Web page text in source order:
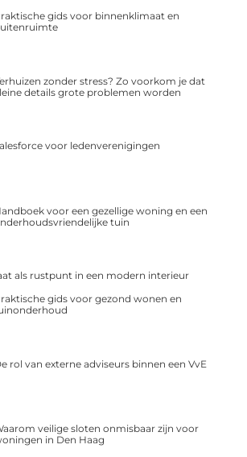
gids voor binnenklimaat en
zonder stress? Zo voorkom je dat
details grote problemen worden
voor ledenverenigingen
voor een gezellige woning en een
tuin
als rustpunt in een modern interieur
gids voor gezond wonen en
rol van externe adviseurs binnen een VvE
veilige sloten onmisbaar zijn voor
in Den Haag